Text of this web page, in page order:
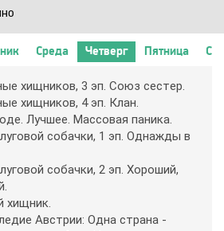
Среда Четверг Пятница
хищникoв, 3 эп. Coюз cecтep.
хищникoв, 4 эп. Клaн.
Лyчшee. Мaccoвaя пaникa.
coбaчки, 1 эп. Oднaжды в
coбaчки, 2 эп. Хopoший,
хищник.
Aвcтpии: Oднa cтpaнa -